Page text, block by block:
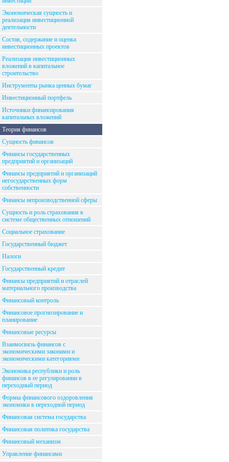
Экономическая сущность и
реализация инвестиционной
деятельности
Состав, содержание и оценка
инвестиционных проектов
Реализация инвестиционных
вложений в капитальное
строительство
Инструменты рынка ценных бумаг
Инвестиционный портфель
Источники финансирования
капитальных вложений
Теория финансов
Сущность финансов
Финансы государственных
предприятий и организаций
Финансы предприятий и организаций
негосударственных форм
собственности
Финансы непроизводственной сферы
Сущность и роль страхования в
системе общественных отношений
Социальное страхование
Государственный бюджет
Налоги
Государственный кредит
Финансы предприятий и отраслей
материального производства
Финансовый контроль
Финансовое прогнозирование и
планирование
Финансовые ресурсы
Взаимосвязь финансов с
экономическими законами и
экономическими категориями
Экономика республики и роль
финансов в ее регулировании в
переходный период
Формы финансового оздоровления
экономики в переходной период
Финансовая система государства
Финансовая политика государства
Финансовый механизм
Управление финансами